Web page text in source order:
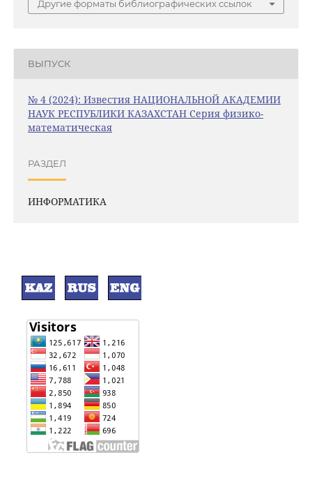
Другие форматы библиографических ссылок
ВЫПУСК
№ 4 (2024): Известия НАЦИОНАЛЬНОЙ АКАДЕМИИ
НАУК РЕСПУБЛИКИ КАЗАХСТАН Серия физико-
математическая
РАЗДЕЛ
ИНФОРМАТИКА